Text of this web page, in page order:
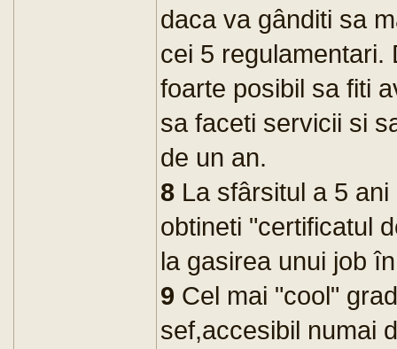
daca va gânditi sa
cei 5 regulamentari.
foarte posibil sa fiti
sa faceti servicii si
de un an.
8 La sfârsitul a 5
obtineti "certificatul
la gasirea unui job
9 Cel mai "cool"
sef,accesibil numai